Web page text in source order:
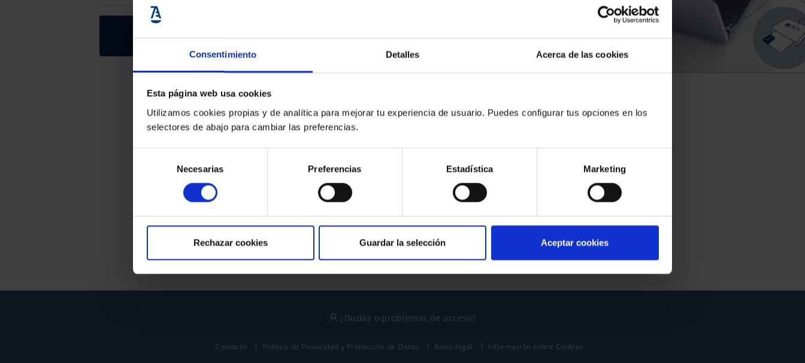
Consentimiento Detalles Acerca de las cookies
Esta página web usa cookies
Utilizamos cookies propias y de analítica para mejorar tu experiencia de usuario. Puedes configurar tus opciones en los
selectores de abajo para cambiar las preferencias.
consentimiento
Necesarias Preferencias Estadística Marketing
Rechazar cookies Guardar la selección Aceptar cookies
Entrar
Solicitar Contraseña
Entrar con ACA Plus
¿No tienes cuenta?
política de privacidad
y términos del servicio
¿Dudas o problemas de acceso?
Contacto Política de Privacidad y Protección de Datos Aviso legal Información sobre Cookies